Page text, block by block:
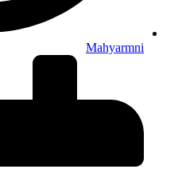
Mahyarmni